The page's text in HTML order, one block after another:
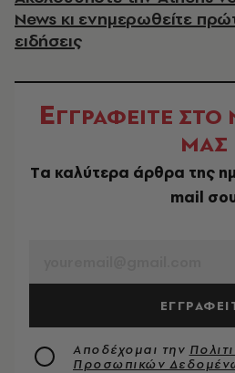
News κι ενημερωθείτε
ειδήσεις
ΕΓΓΡΑΦΕΙΤΕ ΣΤΟ
ΜΑΣ
Tα καλύτερα άρθρα της
mail
Αποδέχομαι την
Προσωπικών